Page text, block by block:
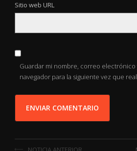
Sitio web URL
Guardar mi nombre, correo electrónico
navegador para la siguiente vez que